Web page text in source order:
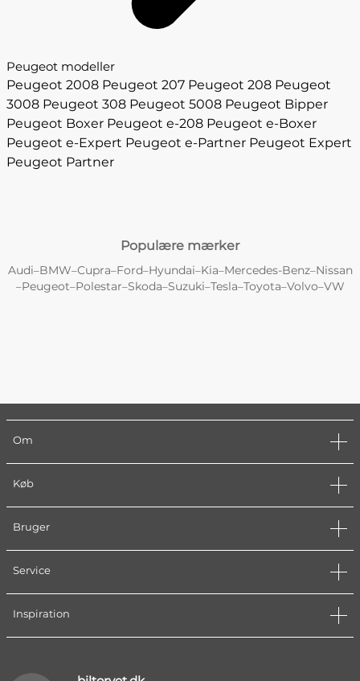
Peugeot modeller
Peugeot 2008 Peugeot 207 Peugeot 208 Peugeot
3008 Peugeot 308 Peugeot 5008 Peugeot Bipper
Peugeot Boxer Peugeot e-208 Peugeot e-Boxer
Peugeot e-Expert Peugeot e-Partner Peugeot Expert
Peugeot Partner
Populære mærker
Audi–BMW–Cupra–Ford–Hyundai–Kia–Mercedes-Benz–Nissan
–Peugeot–Polestar–Skoda–Suzuki–Tesla–Toyota–Volvo–VW
Om
Køb
Bruger
Service
Inspiration